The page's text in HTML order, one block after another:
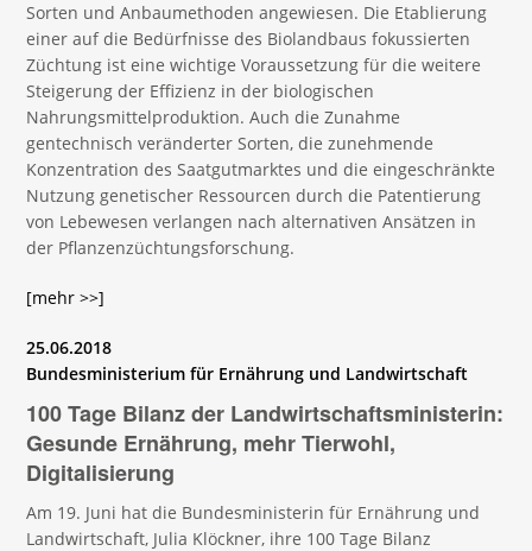
Sorten und Anbaumethoden angewiesen. Die Etablierung
einer auf die Bedürfnisse des Biolandbaus fokussierten
Züchtung ist eine wichtige Voraussetzung für die weitere
Steigerung der Effizienz in der biologischen
Nahrungsmittelproduktion. Auch die Zunahme
gentechnisch veränderter Sorten, die zunehmende
Konzentration des Saatgutmarktes und die eingeschränkte
Nutzung genetischer Ressourcen durch die Patentierung
von Lebewesen verlangen nach alternativen Ansätzen in
der Pflanzenzüchtungsforschung.
[mehr >>]
25.06.2018
Bundesministerium für Ernährung und Landwirtschaft
100 Tage Bilanz der Landwirtschaftsministerin:
Gesunde Ernährung, mehr Tierwohl,
Digitalisierung
Am 19. Juni hat die Bundesministerin für Ernährung und
Landwirtschaft, Julia Klöckner, ihre 100 Tage Bilanz